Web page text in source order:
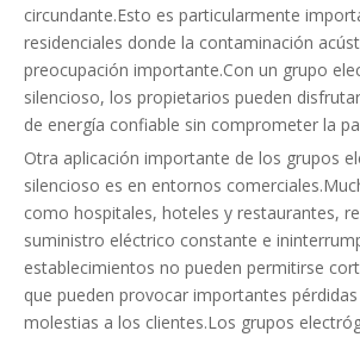
circundante.Esto es particularmente
residenciales donde la contaminación
preocupación importante.Con un grupo
silencioso, los propietarios pueden
de energía confiable sin comprometer la
Otra aplicación importante de los grupos
silencioso es en entornos
como hospitales, hoteles y restaurantes,
suministro eléctrico constante e
establecimientos no pueden permitirse
que pueden provocar importantes
molestias a los clientes.Los grupos